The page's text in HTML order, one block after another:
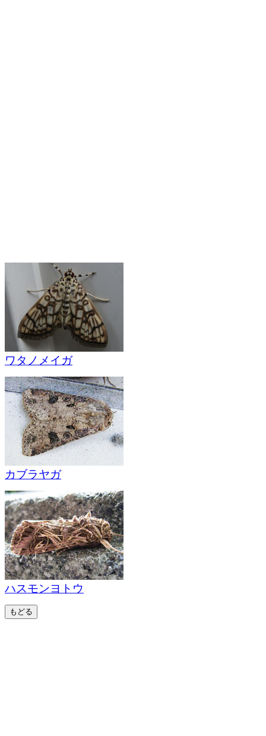
ワタノメイガ
カブラヤガ
ハスモンヨトウ